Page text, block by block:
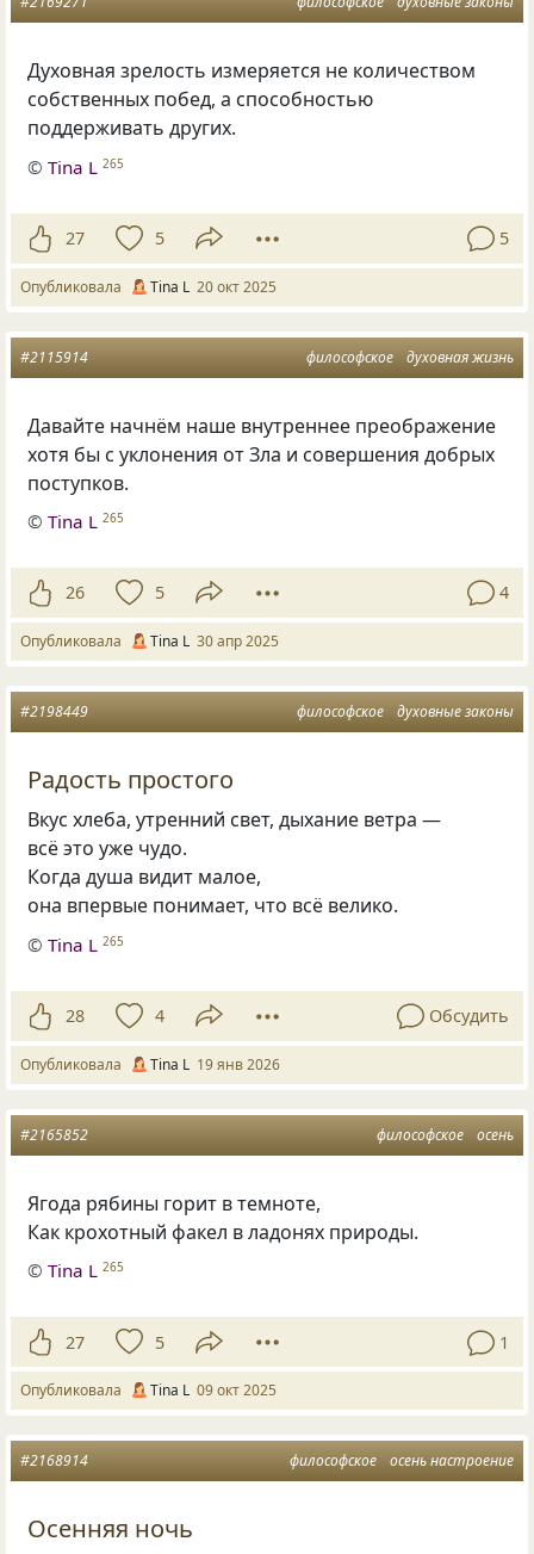
Духовная зрелость измеряется не количеством
собственных побед, а способностью
поддерживать других.
©Tina L 265
27 5 5
Опубликовала Tina L 20 окт 2025
философское духовная жизнь
#2115914
Давайте начнём наше внутреннее преображение
хотя бы с уклонения от Зла и совершения добрых
поступков.
©Tina L 265
26 5 4
Опубликовала Tina L 30 апр 2025
философское духовные законы
#2198449
Радость простого
Вкус хлеба, утренний свет, дыхание ветра —
всё это уже чудо.
Когда душа видит малое,
она впервые понимает, что всё велико.
©Tina L 265
28 4 Обсудить
Опубликовала Tina L 19 янв 2026
философское осень
#2165852
Ягода рябины горит в темноте,
Как крохотный факел в ладонях природы.
©Tina L 265
27 5 1
Опубликовала Tina L 09 окт 2025
философское осень настроение
#2168914
Осенняя ночь